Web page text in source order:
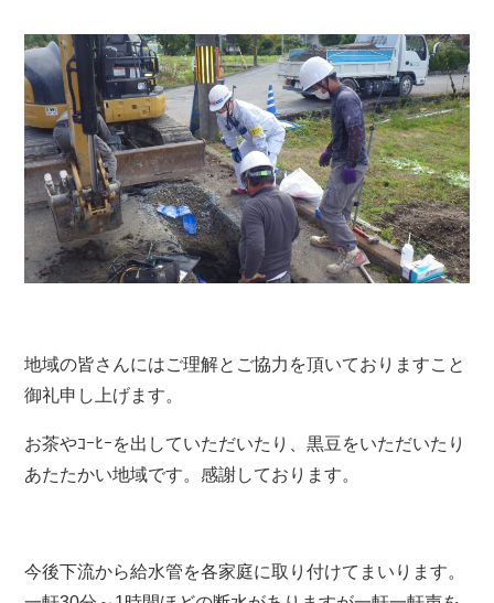
地域の皆さんにはご理解とご協力を頂いておりますこと
御礼申し上げます。
お茶やｺｰﾋｰを出していただいたり、黒豆をいただいたり
あたたかい地域です。感謝しております。
今後下流から給水管を各家庭に取り付けてまいります。